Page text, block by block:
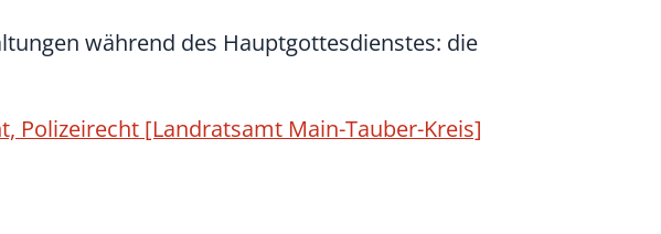
während des Hauptgottesdienstes: die
Polizeirecht [Landratsamt Main-Tauber-Kreis]